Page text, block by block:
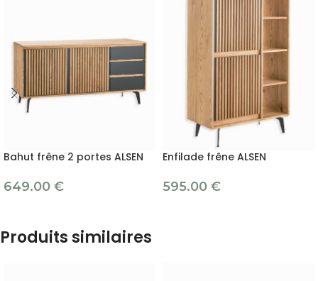
Bahut frêne 2 portes ALSEN
649.00 €
Enfilade frêne ALSEN
595.00 €
Produits similaires